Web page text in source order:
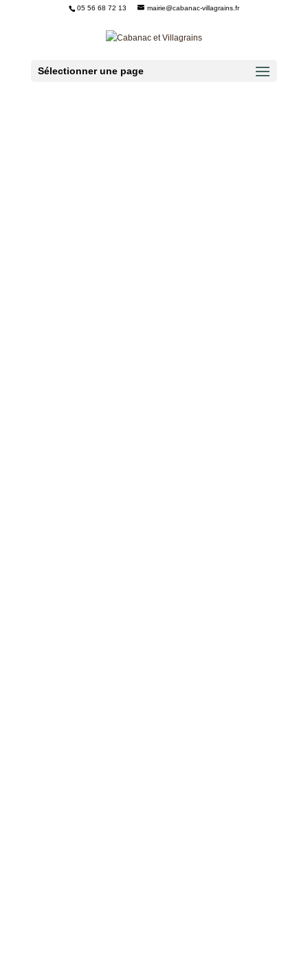
05 56 68 72 13 mairie@cabanac-villagrains.fr
Sélectionner une page